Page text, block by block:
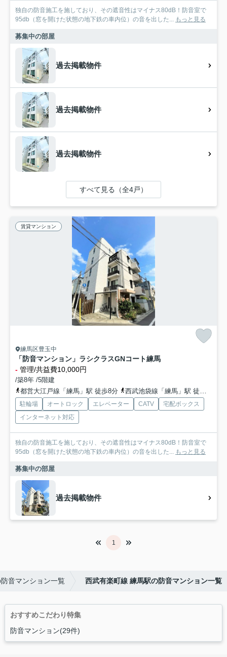
独自の防音施工を施しており、その遮音性はマイナス80dB！防音室で
95db（窓を開けた状態の地下鉄の車内位）の音を出した... もっと見る
募集中の部屋
過去掲載物件
過去掲載物件
過去掲載物件
すべて見る（全4戸）
賃貸マンション
練馬区豊玉中
「防音マンション」ラシクラスGNコート練馬
- 管理/共益費10,000円
/築8年 /5階建
都営大江戸線「練馬」駅 徒歩8分
西武池袋線「練馬」駅 徒歩8分
駐輪場 オートロック エレベーター CATV
宅配ボックス
インターネット対応
独自の防音施工を施しており、その遮音性はマイナス80dB！防音室で
95db（窓を開けた状態の地下鉄の車内位）の音を出した... もっと見る
募集中の部屋
過去掲載物件
1
音マンション一覧 西武有楽町線 練馬駅の防音マンション一覧
おすすめこだわり特集
防音マンション(29件)